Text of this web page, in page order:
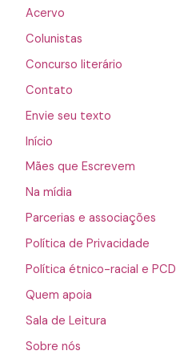
Acervo
Colunistas
Concurso literário
Contato
Envie seu texto
Início
Mães que Escrevem
Na mídia
Parcerias e associações
Política de Privacidade
Política étnico-racial e PCD
Quem apoia
Sala de Leitura
Sobre nós